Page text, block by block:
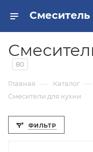
80
Главная — Каталог —
Смесители для кухни
ФИЛЬТР